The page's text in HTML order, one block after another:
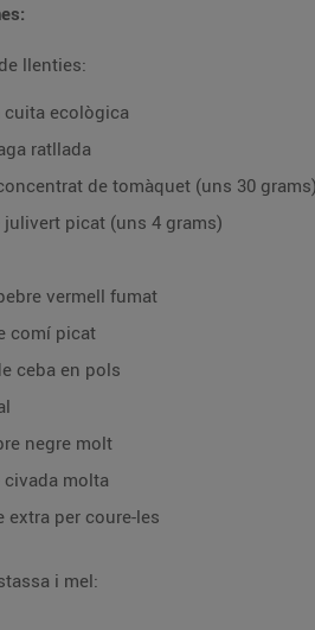
llenties:
cuita ecològica
ratllada
de tomàquet (uns 30 grams)
julivert picat (uns 4 grams)
vermell fumat
comí picat
ceba en pols
negre molt
molta
extra per coure-les
i mel: